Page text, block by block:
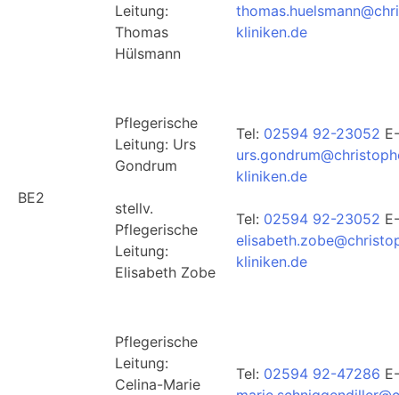
Leitung:
Thomas
Hülsmann
kliniken.de
BE2
Pflegerische
Leitung: Urs
Gondrum
stellv.
Pflegerische
Leitung:
Elisabeth Zobe
Tel: 02594 92-23052
kliniken.de
Tel: 02594 92-23052
kliniken.de
Pflegerische
Leitung:
Celina-Marie
Tel: 02594 92-47286